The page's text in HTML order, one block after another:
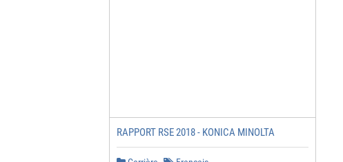
RAPPORT RSE 2018 - KONICA MINOLTA